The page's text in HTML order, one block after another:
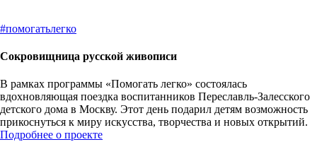
#помогатьлегко
Сокровищница русской живописи
В рамках программы «Помогать легко» состоялась
вдохновляющая поездка воспитанников Переславль-Залесского
детского дома в Москву. Этот день подарил детям возможность
прикоснуться к миру искусства, творчества и новых открытий.
Подробнее о проекте